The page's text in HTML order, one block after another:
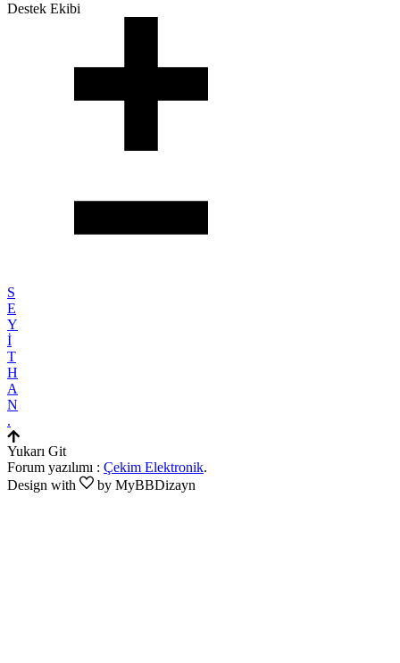
Destek Ekibi
S
E
Y
İ
T
H
A
N
.
Yukarı Git
Forum yazılımı : Çekim Elektronik.
Design with
by MyBBDizayn